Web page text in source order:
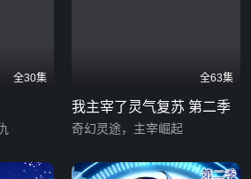
全30集 全63集
我主宰了灵气复苏 第二季
奇幻灵途，主宰崛起